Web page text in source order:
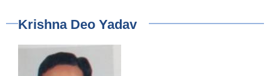
Krishna Deo Yadav